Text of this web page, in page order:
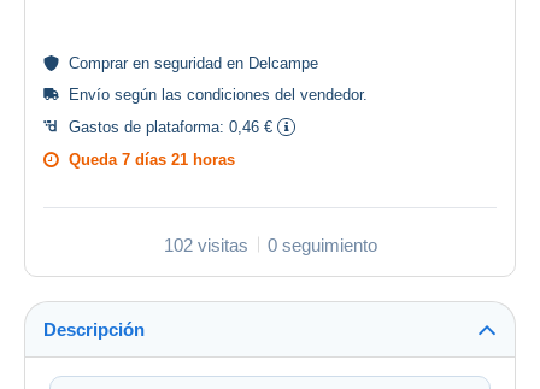
Comprar en seguridad en Delcampe
Envío según las condiciones del vendedor.
Gastos de plataforma: 0,46 €
Queda 7 días 21 horas
102 visitas 0 seguimiento
Descripción